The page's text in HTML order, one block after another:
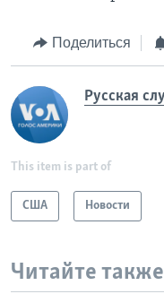
Поделиться
Русская
This item is part of
США Новости
Читайте также